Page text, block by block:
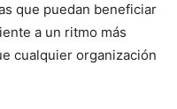
que puedan beneficiar
a un ritmo más
cualquier organización